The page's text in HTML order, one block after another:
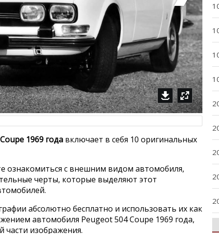
1969 года включает в себя 10 оригинальных
ознакомиться с внешним видом автомобиля,
черты, которые выделяют этот
абсолютно бесплатно и использовать их как
автомобиля Peugeot 504 Coupe 1969 года,
части изображения.